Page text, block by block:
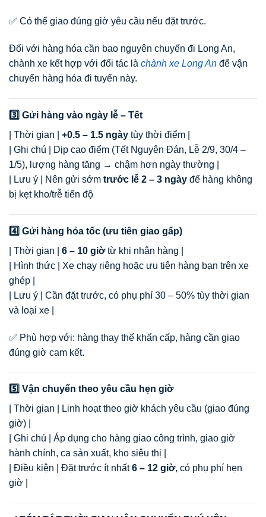
✅ Có thể giao đúng giờ yêu cầu nếu đặt trước.
Đối với hàng hóa cần bao nguyên chuyến đi Long An,
chành xe kết hợp với đối tác là chành xe Long An để vận
chuyển hàng hóa đi tuyến này.
3️⃣ Gửi hàng vào ngày lễ – Tết
| Thời gian | +0.5 – 1.5 ngày tùy thời điểm |
| Ghi chú | Dịp cao điểm (Tết Nguyên Đán, Lễ 2/9, 30/4 –
1/5), lượng hàng tăng → chậm hơn ngày thường |
| Lưu ý | Nên gửi sớm trước lễ 2 – 3 ngày để hàng không
bị kẹt kho/trễ tiến độ
4️⃣ Gửi hàng hỏa tốc (ưu tiên giao gấp)
| Thời gian | 6 – 10 giờtừ khi nhận hàng |
| Hình thức | Xe chạy riêng hoặc ưu tiên hàng bạn trên xe
ghép |
| Lưu ý | Cần đặt trước, có phụ phí 30 – 50% tùy thời gian
và loại xe |
✅ Phù hợp với: hàng thay thế khẩn cấp, hàng cần giao
đúng giờ cam kết.
5️⃣ Vận chuyển theo yêu cầu hẹn giờ
| Thời gian | Linh hoạt theo giờ khách yêu cầu (giao đúng
giờ) |
| Ghi chú | Áp dụng cho hàng giao công trình, giao giờ
hành chính, ca sản xuất, kho siêu thị |
| Điều kiện | Đặt trước ít nhất6 – 12 giờ, có phụ phí hẹn
giờ |